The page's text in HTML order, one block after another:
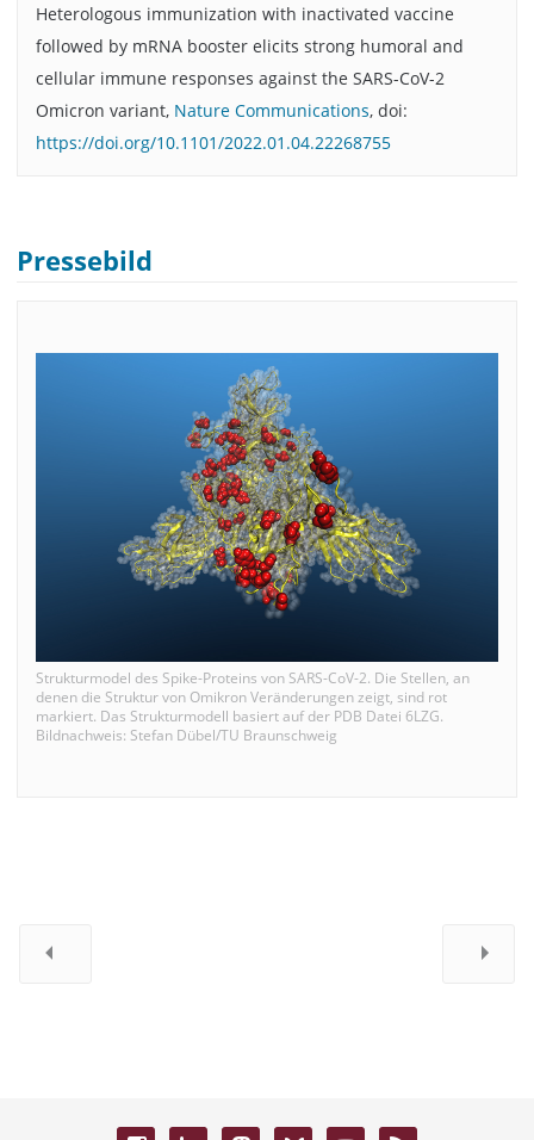
Heterologous immunization with inactivated vaccine
followed by mRNA booster elicits strong humoral and
cellular immune responses against the SARS-CoV-2
Omicron variant, Nature Communications, doi:
https://doi.org/10.1101/2022.01.04.22268755
Pressebild
Strukturmodel des Spike-Proteins von SARS-CoV-2. Die Stellen, an
denen die Struktur von Omikron Veränderungen zeigt, sind rot
markiert. Das Strukturmodell basiert auf der PDB Datei 6LZG.
Bildnachweis: Stefan Dübel/TU Braunschweig